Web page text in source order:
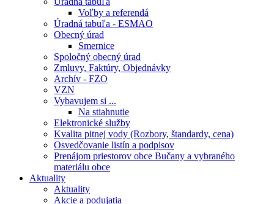
Voľby a referendá
Úradná tabuľa - ESMAO
Obecný úrad
Smernice
Spoločný obecný úrad
Zmluvy, Faktúry, Objednávky
Archív - FZO
VZN
Vybavujem si ...
Na stiahnutie
Elektronické služby
Kvalita pitnej vody (Rozbory, štandardy, cena)
Osvedčovanie listín a podpisov
Prenájom priestorov obce Bučany a vybraného
materiálu obce
Aktuality
Aktuality
Akcie a podujatia